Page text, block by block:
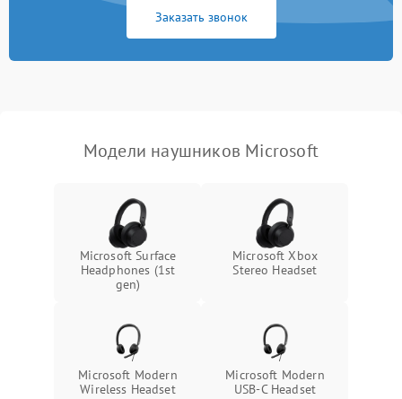
Заказать звонок
Модели наушников Microsoft
Microsoft Surface
Headphones (1st
gen)
Microsoft Xbox
Stereo Headset
Microsoft Modern
Wireless Headset
Microsoft Modern
USB-C Headset